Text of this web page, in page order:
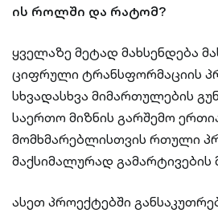
ის როლში და რატომ?
ყველაზე მეტად მახსენდება
ციფრული ტრანსფორმაციის
სხვადასხვა მიმართულების
საერთო მიზნის გარშემო
მომხმარებლისთვის რთული
მაქსიმალურად გამარტივების
ასეთ პროექტებში